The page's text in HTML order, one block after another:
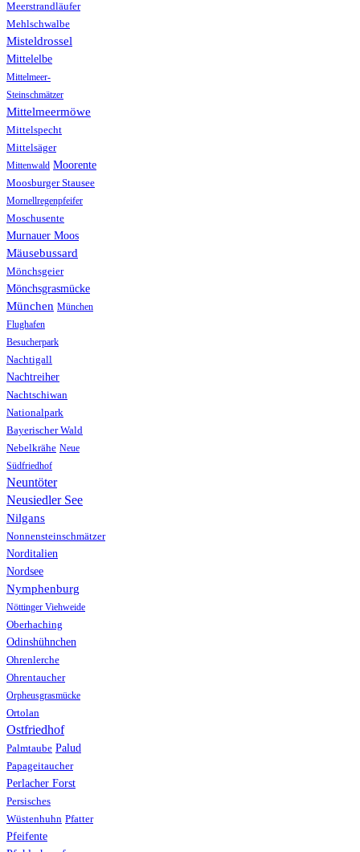
Meerstrandläufer
Mehlschwalbe
Misteldrossel
Mittelelbe
Mittelmeer-
Steinschmätzer
Mittelmeermöwe
Mittelspecht
Mittelsäger
Mittenwald Moorente
Moosburger Stausee
Mornellregenpfeifer
Moschusente
Murnauer Moos
Mäusebussard
Mönchsgeier
Mönchsgrasmücke
München München
Flughafen
Besucherpark
Nachtigall
Nachtreiher
Nachtschiwan
Nationalpark
Bayerischer Wald
Nebelkrähe Neue
Südfriedhof
Neuntöter
Neusiedler See
Nilgans
Nonnensteinschmätzer
Norditalien
Nordsee
Nymphenburg
Nöttinger Viehweide
Oberhaching
Odinshühnchen
Ohrenlerche
Ohrentaucher
Orpheusgrasmücke
Ortolan
Ostfriedhof
Palmtaube Palud
Papageitaucher
Perlacher Forst
Persisches
Wüstenhuhn Pfatter
Pfeifente